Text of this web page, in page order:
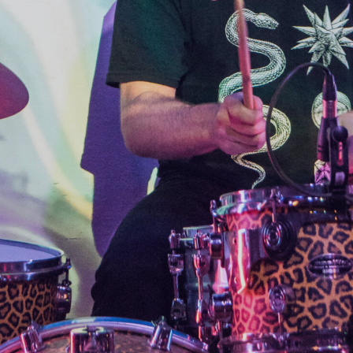
L
U
C
I
L
E
EURASIAN
PSYCH
FUSION